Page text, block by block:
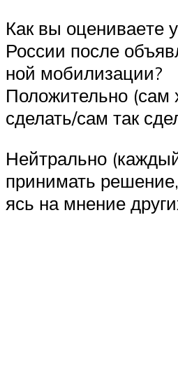
Как вы оце­ни­ва­е­те
Рос­сии после
ной мобилизации?
Поло­жи­тель­но (сам
сделать/сам так
Ней­траль­но
при­ни­мать
ясь на мне­ние